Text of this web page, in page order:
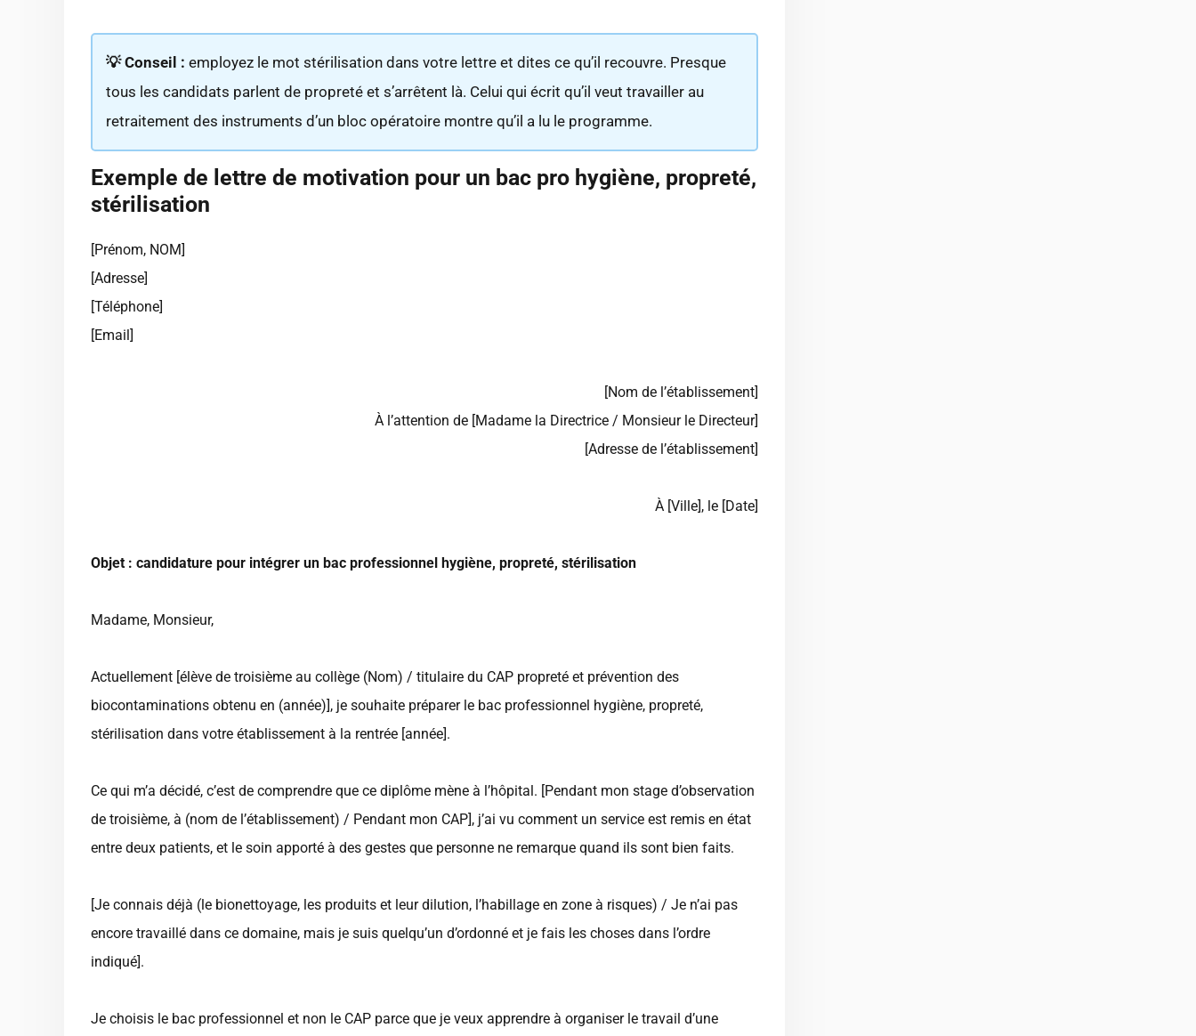
💡 Conseil : employez le mot stérilisation dans votre lettre et dites ce qu’il recouvre. Presque
tous les candidats parlent de propreté et s’arrêtent là. Celui qui écrit qu’il veut travailler au
retraitement des instruments d’un bloc opératoire montre qu’il a lu le programme.
Exemple de lettre de motivation pour un bac pro hygiène, propreté,
stérilisation
[Prénom, NOM]
[Adresse]
[Téléphone]
[Email]
[Nom de l’établissement]
À l’attention de [Madame la Directrice / Monsieur le Directeur]
[Adresse de l’établissement]
À [Ville], le [Date]
Objet : candidature pour intégrer un bac professionnel hygiène, propreté, stérilisation
Madame, Monsieur,
Actuellement [élève de troisième au collège (Nom) / titulaire du CAP propreté et prévention des
biocontaminations obtenu en (année)], je souhaite préparer le bac professionnel hygiène, propreté,
stérilisation dans votre établissement à la rentrée [année].
Ce qui m’a décidé, c’est de comprendre que ce diplôme mène à l’hôpital. [Pendant mon stage d’observation
de troisième, à (nom de l’établissement) / Pendant mon CAP], j’ai vu comment un service est remis en état
entre deux patients, et le soin apporté à des gestes que personne ne remarque quand ils sont bien faits.
[Je connais déjà (le bionettoyage, les produits et leur dilution, l’habillage en zone à risques) / Je n’ai pas
encore travaillé dans ce domaine, mais je suis quelqu’un d’ordonné et je fais les choses dans l’ordre
indiqué].
Je choisis le bac professionnel et non le CAP parce que je veux apprendre à organiser le travail d’une